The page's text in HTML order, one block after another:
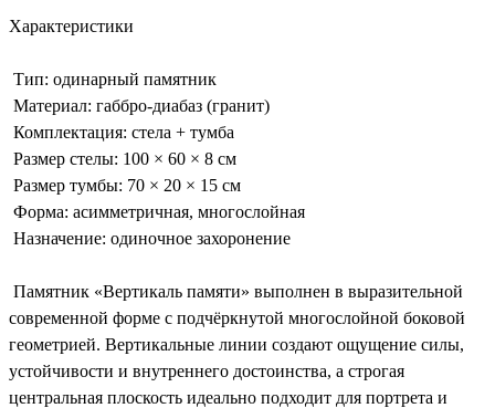
Характеристики
Тип: одинарный памятник
Материал: габбро-диабаз (гранит)
Комплектация: стела + тумба
Размер стелы: 100 × 60 × 8 см
Размер тумбы: 70 × 20 × 15 см
Форма: асимметричная, многослойная
Назначение: одиночное захоронение
Памятник «Вертикаль памяти» выполнен в выразительной
современной форме с подчёркнутой многослойной боковой
геометрией. Вертикальные линии создают ощущение силы,
устойчивости и внутреннего достоинства, а строгая
центральная плоскость идеально подходит для портрета и